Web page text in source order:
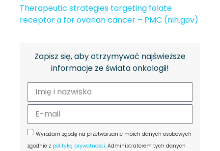
Therapeutic strategies targeting folate
receptor α for ovarian cancer – PMC (nih.gov)
Zapisz się, aby otrzymywać najświeższe
informacje ze świata onkologii!
Wyrażam zgodę na przetwarzanie moich danych osobowych
zgodnie z polityką prywatności. Administratorem tych danych